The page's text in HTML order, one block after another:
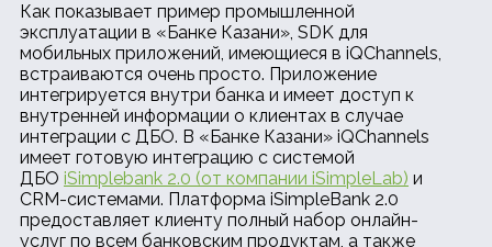
Как показывает пример промышленной
эксплуатации в «Банке Казани», SDK для
мобильных приложений, имеющиеся в iQChannels,
встраиваются очень просто. Приложение
интегрируется внутри банка и имеет доступ к
внутренней информации о клиентах в случае
интеграции с ДБО. В «Банке Казани» iQChannels
имеет готовую интеграцию с системой
ДБО iSimplebank 2.0 (от компании iSimpleLab) и
CRM-системами. Платформа iSimpleBank 2.0
предоставляет клиенту полный набор онлайн-
услуг по всем банковским продуктам, а также